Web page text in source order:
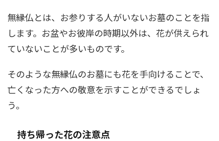
無縁仏とは、お参りする人がいないお墓のことを指
します。お盆やお彼岸の時期以外は、花が供えられ
ていないことが多いものです。
そのような無縁仏のお墓にも花を手向けることで、
亡くなった方への敬意を示すことができるでしょ
う。
持ち帰った花の注意点